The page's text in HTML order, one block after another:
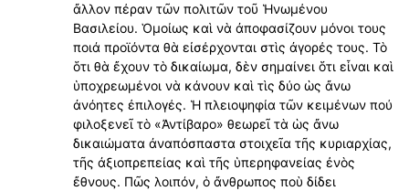
ἄλλον πέραν τῶν πολιτῶν τοῦ Ἡνωμένου
Βασιλείου. Ὁμοίως καὶ νὰ ἀποφασίζουν μόνοι τους
ποιά προϊόντα θὰ εἰσέρχονται στὶς ἀγορές τους. Τὸ
ὅτι θὰ ἔχουν τὸ δικαίωμα, δὲν σημαίνει ὅτι εἶναι καὶ
ὑποχρεωμένοι νὰ κάνουν καὶ τὶς δύο ὡς ἄνω
ἀνόητες ἐπιλογές. Ἡ πλειοψηφία τῶν κειμένων πού
φιλοξενεῖ τὸ «Ἀντίβαρο» θεωρεῖ τὰ ὡς ἄνω
δικαιώματα ἀναπόσπαστα στοιχεῖα τῆς κυριαρχίας,
τῆς ἀξιοπρεπείας καὶ τῆς ὑπερηφανείας ἐνὸς
ἔθνους. Πῶς λοιπόν, ὁ ἄνθρωπος ποὺ δίδει